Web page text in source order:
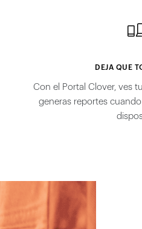
DEJA QUE
Con el Portal Clover, ves
generas reportes